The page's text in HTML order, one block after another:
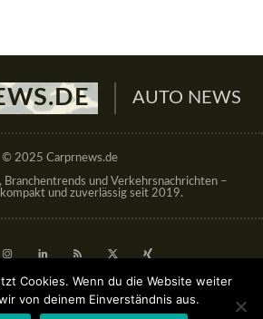
AUTO NEWS
© 2025 Carprnews.de
und Verkehrsnachrichten –
und zuverlässig seit 2019.
veröffentlichen
Cookies. Wenn du die Website weiter
von deinem Einverständnis aus.